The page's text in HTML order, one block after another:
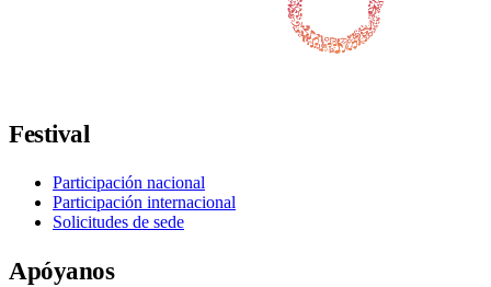
Festival
Participación nacional
Participación internacional
Solicitudes de sede
Apóyanos